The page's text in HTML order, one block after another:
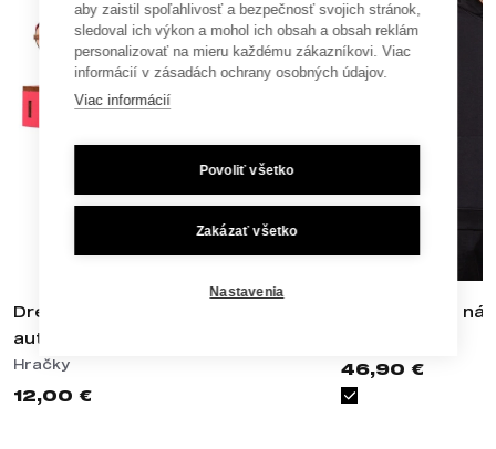
Drevené 3D puzzle Hasičské
auto
Hračky
12,00 €
Staré mesto
46,90 €
aby zaistil spoľahlivosť a bezpečnosť svojich stránok,
sledoval ich výkon a mohol ich obsah a obsah reklám
personalizovať na mieru každému zákazníkovi. Viac
informácií v zásadách ochrany osobných údajov.
Viac informácií
Povoliť všetko
Zakázať všetko
Nastavenia